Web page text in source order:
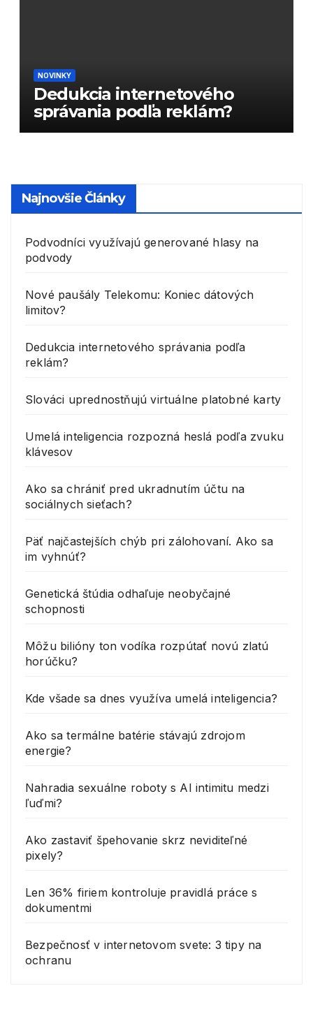
NOVINKY
Dedukcia internetového
správania podľa reklám?
Najnovšie Články
Podvodníci využívajú generované hlasy na
podvody
Nové paušály Telekomu: Koniec dátových
limitov?
Dedukcia internetového správania podľa
reklám?
Slováci uprednostňujú virtuálne platobné karty
Umelá inteligencia rozpozná heslá podľa zvuku
klávesov
Ako sa chrániť pred ukradnutím účtu na
sociálnych sieťach?
Päť najčastejších chýb pri zálohovaní. Ako sa
im vyhnúť?
Genetická štúdia odhaľuje neobyčajné
schopnosti
Môžu bilióny ton vodíka rozpútať novú zlatú
horúčku?
Kde všade sa dnes využíva umelá inteligencia?
Ako sa termálne batérie stávajú zdrojom
energie?
Nahradia sexuálne roboty s AI intimitu medzi
ľuďmi?
Ako zastaviť špehovanie skrz neviditeľné
pixely?
Len 36% firiem kontroluje pravidlá práce s
dokumentmi
Bezpečnosť v internetovom svete: 3 tipy na
ochranu